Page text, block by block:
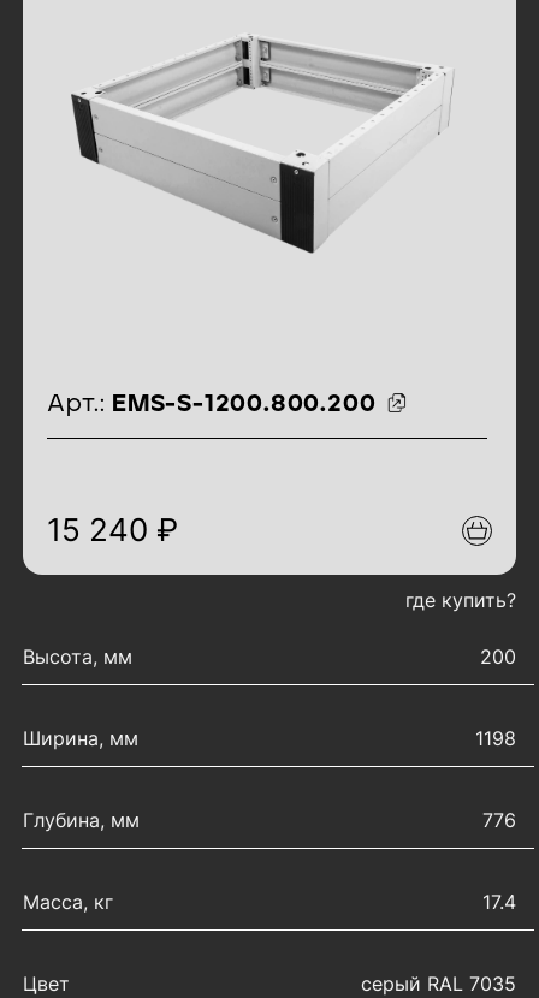
идентификаторы товара
Арт.: EMS-S-1200.800.200
15 240 ₽
где купить?
Высота, мм
200
Ширина, мм 1198
Глубина, мм 776
Масса, кг 17.4
Цвет серый RAL 7035